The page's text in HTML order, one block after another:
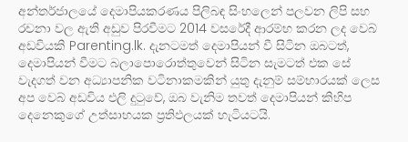
අන්තර්ජාලයේ දෙමාපියකරණය පිලිබඳ සිංහලෙන් පලවන ලිපි සහ
රචනා වල ඇති අඩුව පිරවීමට 2014 වසරේදී ආරම්භ කරන ලද වෙබ්
අඩවියකි Parenting.lk. දැනටමත් දෙමාපියන් වී සිටින ඔබටත්,
දෙමාපියන් වීමට බලාපොරොත්තුවෙන් සිටින සැමටත් එක සේ
වැදගත් වන අධ්‍යාපනික වටිනාකමකින් යුතු දැනුම් සම්භාරයක් ලෙස
අප වෙබ් අඩවිය එලි දුටුවේ, ඔබ වැනිම තවත් දෙමාපියන් කිහිප
දෙනෙකුගේ උත්සාහයක ප්‍රතිඵලයක් හැටියටයි.